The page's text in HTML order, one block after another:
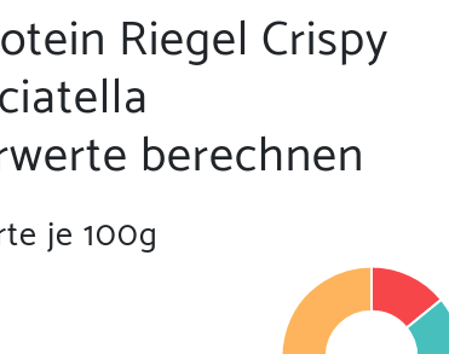
Riegel Crispy
berechnen
je 100g